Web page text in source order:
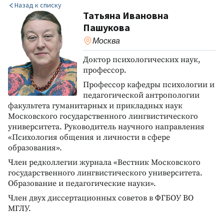
Назад к списку
Татьяна Ивановна
Пашукова
Москва
Доктор психологических наук,
профессор.
Профессор кафедры психологии и
педагогической антропологии
факультета гуманитарных и прикладных наук
Московского государственного лингвистического
университета. Руководитель научного направления
«Психология общения и личности в сфере
образования».
Член редколлегии журнала «Вестник Московского
государственного лингвистического университета.
Образование и педагогические науки».
Член двух диссертационных советов в ФГБОУ ВО
МГЛУ.